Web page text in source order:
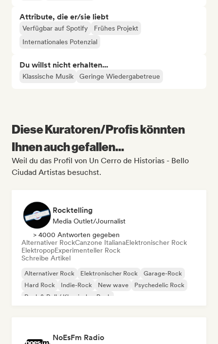
Attribute, die er/sie liebt
Verfügbar auf Spotify
Frühes Projekt
Internationales Potenzial
Du willst nicht erhalten...
Klassische Musik Geringe Wiedergabetreue
Diese Kuratoren/Profis könnten
Ihnen auch gefallen...
Weil du das Profil von Un Cerro de Historias - Bello
Ciudad Artistas besuchst.
Rocktelling
Media Outlet/Journalist
> 4000 Antworten gegeben
Alternativer RockCanzone ItalianaElektronischer Rock
ElektropopExperimenteller Rock
Schreibe Artikel
Alternativer Rock Elektronischer Rock
Garage-Rock
Hard Rock
Indie-Rock New wave
Psychedelic Rock
Rock & Roll / Klassischer Rock
NoEsFm Radio